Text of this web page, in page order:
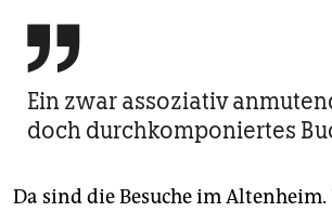

Ein zwar assoziativ
doch durchkomponiertes
Da sind die Besuche im Altenheim.